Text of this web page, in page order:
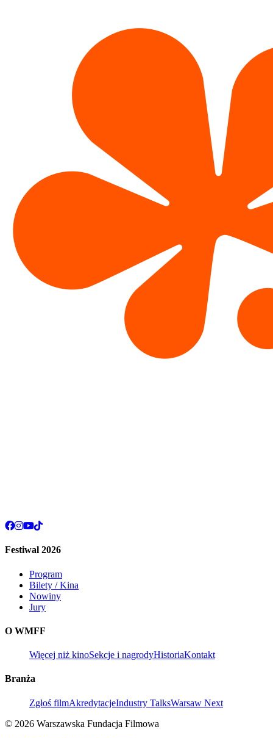
Festiwal 2026
Program
Bilety / Kina
Nowiny
Jury
O WMFF
Więcej niż kinoSekcje i nagrodyHistoriaKontakt
Branża
Zgłoś filmAkredytacjeIndustry TalksWarsaw Next
© 2026 Warszawska Fundacja Filmowa